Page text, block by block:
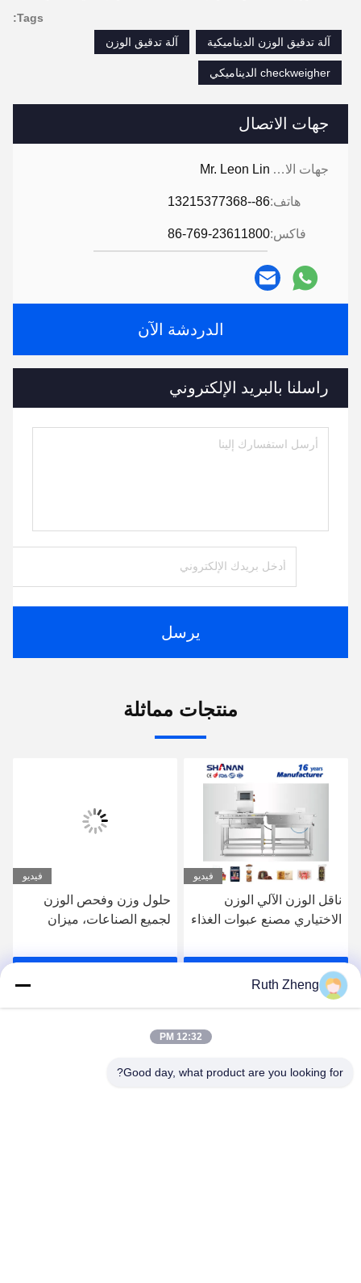
جهات الاتصال
جهات الاتصال: Mr. Leon Lin
هاتف:86--13215377368
فاكس:86-769-23611800
الدردشة الآن
راسلنا بالبريد الإلكتروني
يرسل
Tags:
آلة تدقيق الوزن الديناميكية
آلة تدقيق الوزن
checkweigher الديناميكي
منتجات مماثلة
فيديو
ناقل الوزن الآلي الوزن
الاختياري مصنع عبوات الغذاء
احصل على افضل سعر
فيديو
حلول وزن وفحص الوزن
لجميع الصناعات، ميزان
Ruth Zheng
12:32 PM
Good day, what product are you looking for?